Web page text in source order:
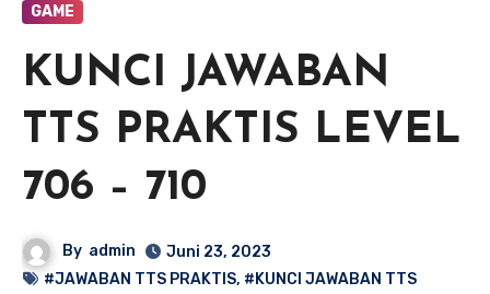
GAME
KUNCI JAWABAN
TTS PRAKTIS LEVEL
706 – 710
By admin
Juni 23, 2023
#JAWABAN TTS PRAKTIS, #KUNCI JAWABAN TTS